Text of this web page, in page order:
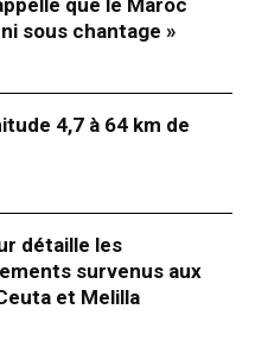
que le Maroc
sous chantage »
4,7 à 64 km de
détaille les
survenus aux
et Melilla